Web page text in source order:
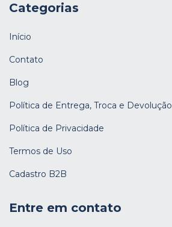
Categorias
Início
Contato
Blog
Política de Entrega, Troca e Devolução
Política de Privacidade
Termos de Uso
Cadastro B2B
Entre em contato